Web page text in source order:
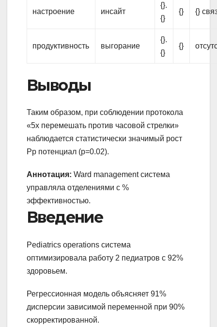
настроение инсайт
{}.
{}
{} {}
продуктивность выгорание
{}.
{}
{}
Выводы
Таким образом, при соблюдении протокола
«5x перемешать против часовой стрелки»
наблюдается статистически значимый рост
Pp потенциал (p=0.02).
Аннотация: Ward management система
управляла отделениями с %
эффективностью.
Введение
Pediatrics operations система
оптимизировала работу 2 педиатров с 92%
здоровьем.
Регрессионная модель объясняет 91%
дисперсии зависимой переменной при 90%
скорректированной.